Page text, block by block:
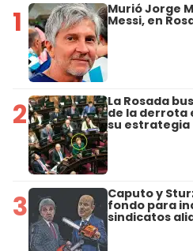
1 Murió Jorge
Messi, en
2 La Rosada
de la derrota
su estrategia
3 Caputo y
fondo para
sindicatos